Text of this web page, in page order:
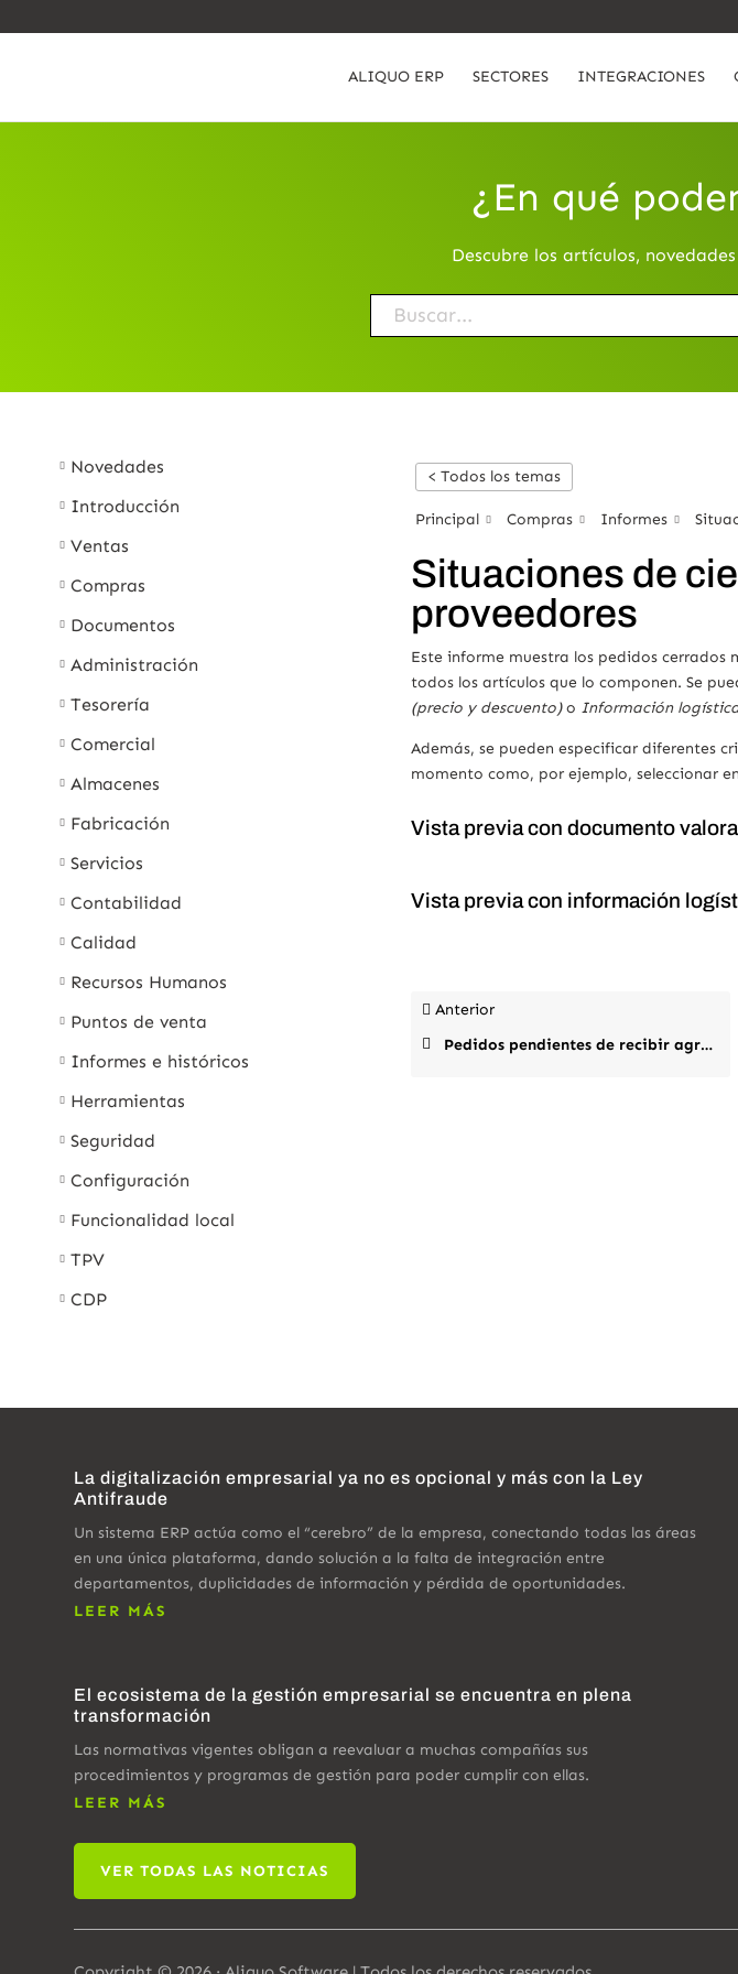
ALIQUO ERP SECTORES INTEGRACIONES
¿En qué
Descubre los artículos,
Novedades
Introducción
Ventas
Compras
Documentos
Administración
Tesorería
Comercial
Almacenes
Fabricación
Servicios
Contabilidad
Calidad
Recursos Humanos
Puntos de venta
Informes e históricos
Herramientas
Seguridad
Configuración
Funcionalidad local
TPV
CDP
< Todos los temas
Principal Compras Informes
Situaciones de
proveedores
Este informe muestra los pedidos
todos los artículos que lo componen. Se
(precio y descuento)o Información
Además, se pueden especificar diferentes
momento como, por ejemplo, seleccionar
Vista previa con documento
Vista previa con información
Anterior
Pedidos pendientes de recibir agrupados
La digitalización empresarial ya no es opcional y más con la Ley
Antifraude
Un sistema ERP actúa como el “cerebro” de la empresa, conectando todas las áreas
en una única plataforma, dando solución a la falta de integración entre
departamentos, duplicidades de información y pérdida de oportunidades.
LEER MÁS
El ecosistema de la gestión empresarial se encuentra en plena
transformación
Las normativas vigentes obligan a reevaluar a muchas compañías sus
procedimientos y programas de gestión para poder cumplir con ellas.
LEER MÁS
VER TODAS LAS NOTICIAS